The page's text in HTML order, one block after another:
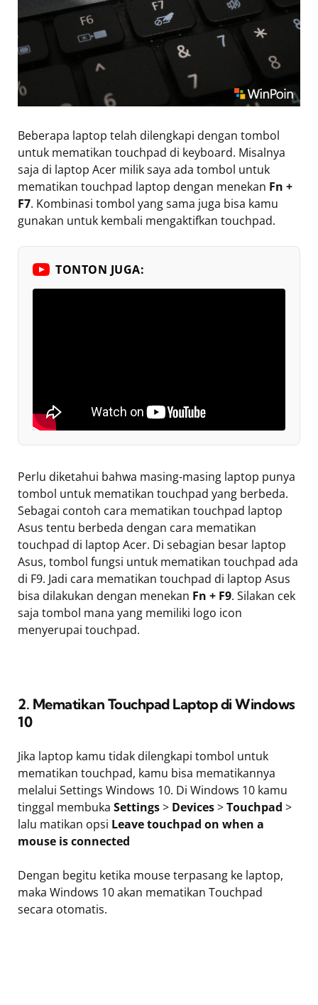
Beberapa laptop telah dilengkapi dengan tombol
untuk mematikan touchpad di keyboard. Misalnya
saja di laptop Acer milik saya ada tombol untuk
mematikan touchpad laptop dengan menekan Fn +
F7. Kombinasi tombol yang sama juga bisa kamu
gunakan untuk kembali mengaktifkan touchpad.
TONTON JUGA:
Perlu diketahui bahwa masing-masing laptop punya
tombol untuk mematikan touchpad yang berbeda.
Sebagai contoh cara mematikan touchpad laptop
Asus tentu berbeda dengan cara mematikan
touchpad di laptop Acer. Di sebagian besar laptop
Asus, tombol fungsi untuk mematikan touchpad ada
di F9. Jadi cara mematikan touchpad di laptop Asus
bisa dilakukan dengan menekan Fn + F9. Silakan cek
saja tombol mana yang memiliki logo icon
menyerupai touchpad.
2. Mematikan Touchpad Laptop di Windows
10
Jika laptop kamu tidak dilengkapi tombol untuk
mematikan touchpad, kamu bisa mematikannya
melalui Settings Windows 10. Di Windows 10 kamu
tinggal membuka Settings> Devices>Touchpad >
lalu matikan opsi Leave touchpad on when a
mouse is connected
Dengan begitu ketika mouse terpasang ke laptop,
maka Windows 10 akan mematikan Touchpad
secara otomatis.